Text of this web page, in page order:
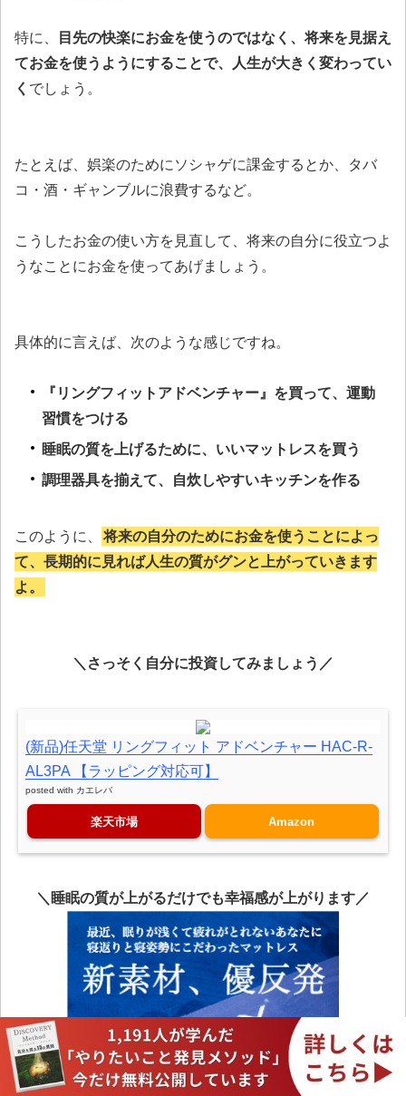
特に、
目先の快楽にお金を使うのではなく、将来を見据え
てお金を使うようにすることで、人生が大きく変わってい
く でしょう。
たとえば、娯楽のためにソシャゲに課金するとか、タバ
コ・酒・ギャンブルに浪費するなど。
こうしたお金の使い方を見直して、将来の自分に役立つよ
うなことにお金を使ってあげましょう。
具体的に言えば、次のような感じですね。
『リングフィットアドベンチャー』を買って、運動
習慣をつける
睡眠の質を上げるために、いいマットレスを買う
調理器具を揃えて、自炊しやすいキッチンを作る
このように、
将来の自分のためにお金を使うことによっ
て、長期的に見れば人生の質がグンと上がっていきます
よ。
＼さっそく自分に投資してみましょう／
(新品)任天堂 リングフィット アドベンチャー HAC-R-
AL3PA 【ラッピング対応可】
posted with カエレバ
楽天市場 Amazon
＼睡眠の質が上がるだけでも幸福感が上がります／